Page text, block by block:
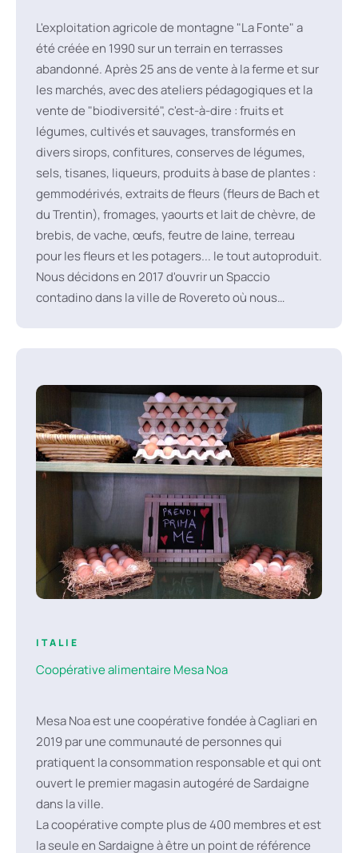
L'exploitation agricole de montagne "La Fonte" a
été créée en 1990 sur un terrain en terrasses
abandonné. Après 25 ans de vente à la ferme et sur
les marchés, avec des ateliers pédagogiques et la
vente de "biodiversité", c'est-à-dire : fruits et
légumes, cultivés et sauvages, transformés en
divers sirops, confitures, conserves de légumes,
sels, tisanes, liqueurs, produits à base de plantes :
gemmodérivés, extraits de fleurs (fleurs de Bach et
du Trentin), fromages, yaourts et lait de chèvre, de
brebis, de vache, œufs, feutre de laine, terreau
pour les fleurs et les potagers... le tout autoproduit.
Nous décidons en 2017 d'ouvrir un Spaccio
contadino dans la ville de Rovereto où nous
et de former quotidiennement les clients aux
pratiques alimentaires. Après 22 ans de
certification biologique (de 1995 à 2017), nous
avons décidé de nous auto-certifier : une
certification avec une bureaucratie lourde et qui ne
répond plus aux principes éthiques. Cela nous
permet, pour le magasin, de nous approvisionner
également auprès de producteurs non certifiés
dont nous connaissons les réalités agro-
écologiques, sans utilisation de produits
revenons donc à la valorisation des relations
directes et de la confiance. La didactique avec les
journées de groupe et des semaines vertes d'été
consacrées à l'éducation alimentaire dans la
pratique : traire, récolter, cuisiner et manger
ensemble.
ITALIE
Coopérative alimentaire Mesa Noa
Mesa Noa est une coopérative fondée à Cagliari en
2019 par une communauté de personnes qui
pratiquent la consommation responsable et qui ont
ouvert le premier magasin autogéré de Sardaigne
dans la ville.
La coopérative compte plus de 400 membres et est
la seule en Sardaigne à être un point de référence